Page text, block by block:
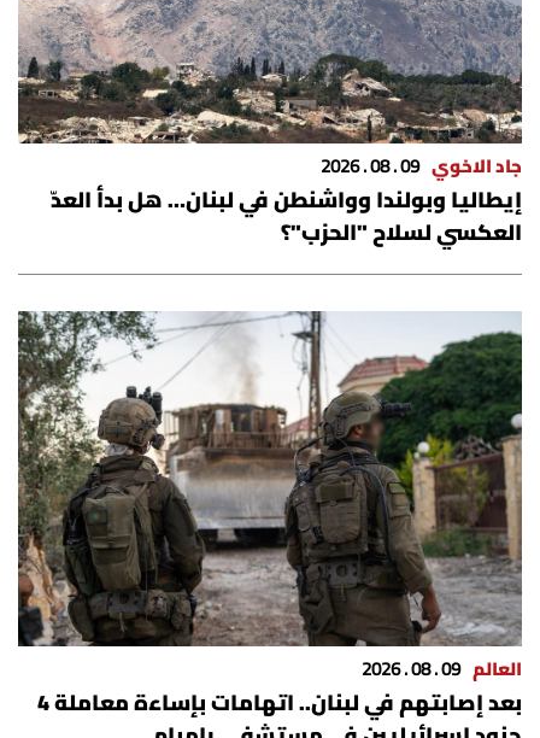
جاد الاخوي 09 . 08 . 2026
إيطاليا وبولندا وواشنطن في لبنان… هل بدأ العدّ
العكسي لسلاح "الحزب"؟
العالم 09 . 08 . 2026
بعد إصابتهم في لبنان.. اتهامات بإساءة معاملة 4